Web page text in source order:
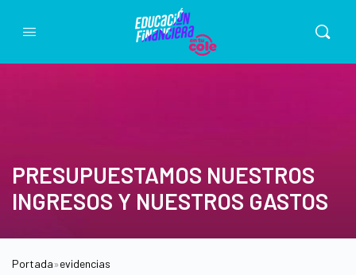
PRESUPUESTAMOS NUESTROS
INGRESOS Y NUESTROS GASTOS
Portada»evidencias